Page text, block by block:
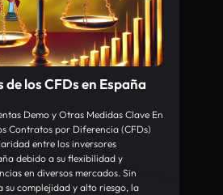
de los CFDs en España
Demo y Otras Medidas Clave En
Contratos por Diferencia (CFDs)
entre los inversores
debido a su flexibilidad y
en diversos mercados. Sin
su complejidad y alto riesgo, la